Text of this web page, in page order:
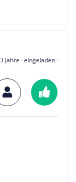
· eingeladen ·